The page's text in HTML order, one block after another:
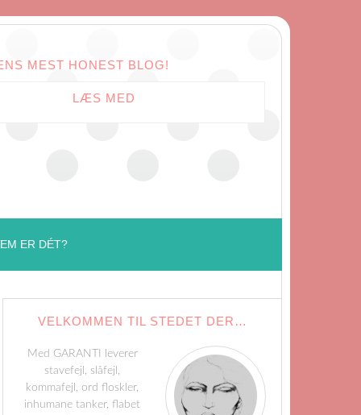
MEST HONEST BLOG!
LÆS MED
ER DÉT?
VELKOMMEN TIL STEDET DER…
Med GARANTI leverer
stavefejl, slåfejl,
kommafejl, ord floskler,
inhumane tanker, flabet